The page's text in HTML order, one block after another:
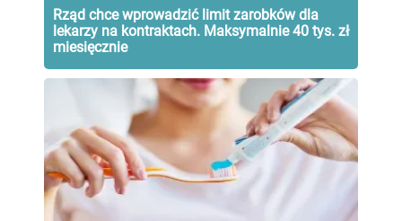
Rząd chce wprowadzić limit zarobków dla
lekarzy na kontraktach. Maksymalnie 40 tys. zł
miesięcznie